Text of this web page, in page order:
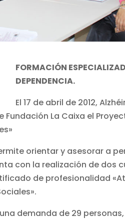
FORMACIÓN
DEPENDENCIA.
El 17 de abril de 2012,
La Caixa el
orientar y asesorar a
con la realización de dos
de profesionalidad
demanda de 29